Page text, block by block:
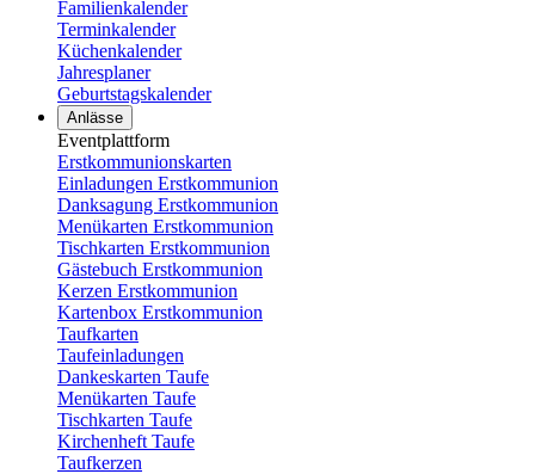
Familienkalender
Terminkalender
Küchenkalender
Jahresplaner
Geburtstagskalender
Anlässe
Eventplattform
Erstkommunionskarten
Einladungen Erstkommunion
Danksagung Erstkommunion
Menükarten Erstkommunion
Tischkarten Erstkommunion
Gästebuch Erstkommunion
Kerzen Erstkommunion
Kartenbox Erstkommunion
Taufkarten
Taufeinladungen
Dankeskarten Taufe
Menükarten Taufe
Tischkarten Taufe
Kirchenheft Taufe
Taufkerzen